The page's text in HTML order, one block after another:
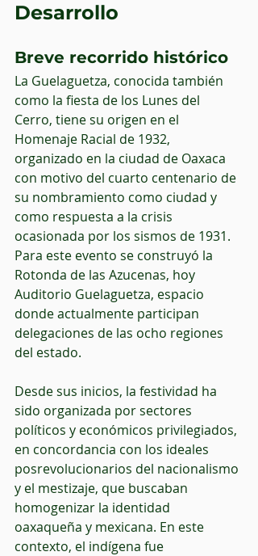
Desarrollo
Breve recorrido histórico
La Guelaguetza, conocida también
como la fiesta de los Lunes del
Cerro, tiene su origen en el
Homenaje Racial de 1932,
organizado en la ciudad de Oaxaca
con motivo del cuarto centenario de
su nombramiento como ciudad y
como respuesta a la crisis
ocasionada por los sismos de 1931.
Para este evento se construyó la
Rotonda de las Azucenas, hoy
Auditorio Guelaguetza, espacio
donde actualmente participan
delegaciones de las ocho regiones
del estado.
Desde sus inicios, la festividad ha
sido organizada por sectores
políticos y económicos privilegiados,
en concordancia con los ideales
posrevolucionarios del nacionalismo
y el mestizaje, que buscaban
homogenizar la identidad
oaxaqueña y mexicana. En este
contexto, el indígena fue